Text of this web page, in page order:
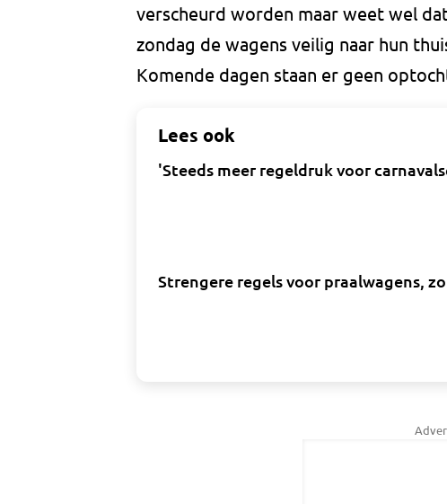
verscheurd worden maar weet wel
zondag de wagens veilig naar hun
Komende dagen staan er geen
Lees ook
'Steeds meer regeldruk voor
Strengere regels voor praalwagens,